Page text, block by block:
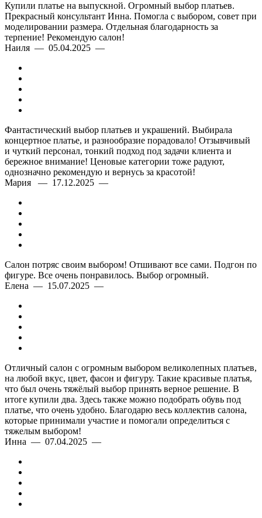
Купили платье на выпускной. Огромный выбор платьев.
Прекрасный консультант Инна. Помогла с выбором, совет при
моделировании размера. Отдельная благодарность за
терпение! Рекомендую салон!
Наиля — 05.04.2025 —
Фантастический выбор платьев и украшений. Выбирала
концертное платье, и разнообразие порадовало! Отзывчивый
и чуткий персонал, тонкий подход под задачи клиента и
бережное внимание! Ценовые категории тоже радуют,
однозначно рекомендую и вернусь за красотой!
Мария — 17.12.2025 —
Салон потряс своим выбором! Отшивают все сами. Подгон по
фигуре. Все очень понравилось. Выбор огромный.
Елена — 15.07.2025 —
Отличный салон с огромным выбором великолепных платьев,
на любой вкус, цвет, фасон и фигуру. Такие красивые платья,
что был очень тяжёлый выбор принять верное решение. В
итоге купили два. Здесь также можно подобрать обувь под
платье, что очень удобно. Благодарю весь коллектив салона,
которые принимали участие и помогали определиться с
тяжелым выбором!
Инна — 07.04.2025 —